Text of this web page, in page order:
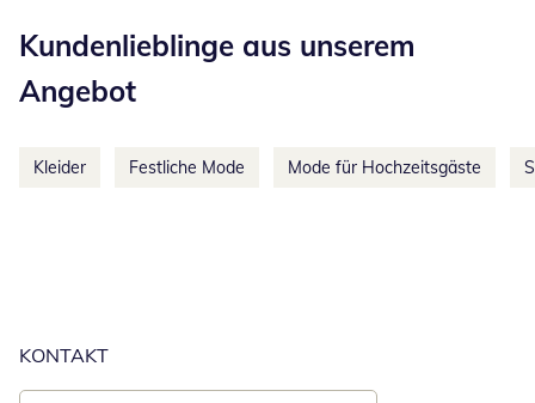
Kundenlieblinge aus unserem
Angebot
Kleider Festliche Mode Mode für Hochzeitsgäste
KONTAKT